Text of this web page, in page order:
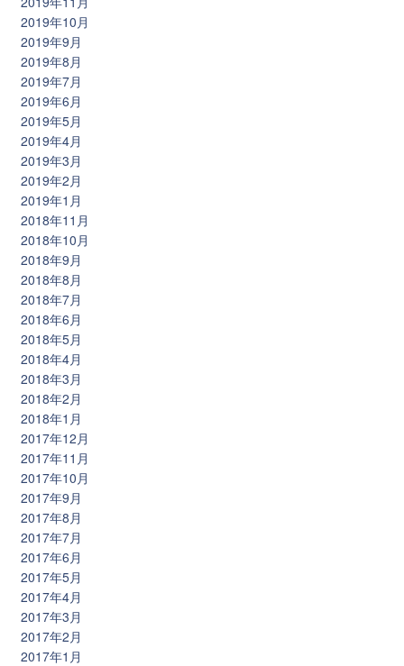
2019年10月
2019年9月
2019年8月
2019年7月
2019年6月
2019年5月
2019年4月
2019年3月
2019年2月
2019年1月
2018年11月
2018年10月
2018年9月
2018年8月
2018年7月
2018年6月
2018年5月
2018年4月
2018年3月
2018年2月
2018年1月
2017年12月
2017年11月
2017年10月
2017年9月
2017年8月
2017年7月
2017年6月
2017年5月
2017年4月
2017年3月
2017年2月
2017年1月